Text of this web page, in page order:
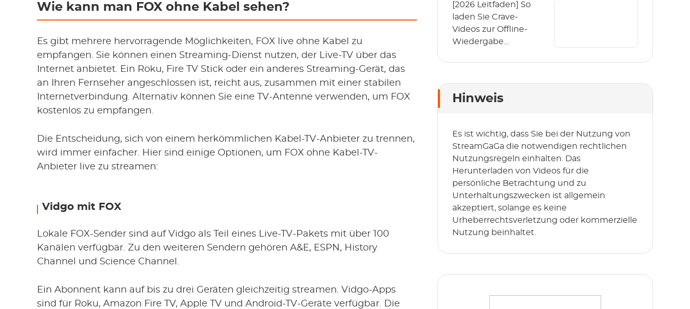
Wie kann man FOX ohne Kabel sehen?
Es gibt mehrere hervorragende Möglichkeiten, FOX live ohne Kabel zu
empfangen. Sie können einen Streaming-Dienst nutzen, der Live-TV über das
Internet anbietet. Ein Roku, Fire TV Stick oder ein anderes Streaming-Gerät, das
an Ihren Fernseher angeschlossen ist, reicht aus, zusammen mit einer stabilen
Internetverbindung. Alternativ können Sie eine TV-Antenne verwenden, um FOX
kostenlos zu empfangen.
Die Entscheidung, sich von einem herkömmlichen Kabel-TV-Anbieter zu trennen,
wird immer einfacher. Hier sind einige Optionen, um FOX ohne Kabel-TV-
Anbieter live zu streamen:
Vidgo mit FOX
Lokale FOX-Sender sind auf Vidgo als Teil eines Live-TV-Pakets mit über 100
Kanälen verfügbar. Zu den weiteren Sendern gehören A&E, ESPN, History
Channel und Science Channel.
Ein Abonnent kann auf bis zu drei Geräten gleichzeitig streamen. Vidgo-Apps
sind für Roku, Amazon Fire TV, Apple TV und Android-TV-Geräte verfügbar. Die
[2026 Leitfaden] So
laden Sie Crave-
Videos zur Offline-
Wiedergabe
Hinweis
Es ist wichtig, dass Sie bei der Nutzung von
StreamGaGa die notwendigen rechtlichen
Nutzungsregeln einhalten. Das
Herunterladen von Videos für die
persönliche Betrachtung und zu
Unterhaltungszwecken ist allgemein
akzeptiert, solange es keine
Urheberrechtsverletzung oder kommerzielle
Nutzung beinhaltet.